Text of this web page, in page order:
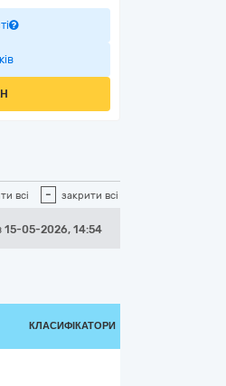
всі - закрити всі
15-05-2026, 14:54
КЛАСИФІКАТОРИ